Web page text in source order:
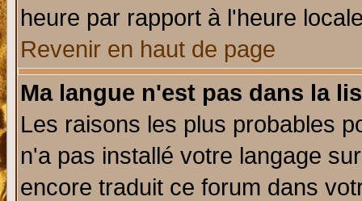
heure par rapport à l'heure
Revenir en haut de page
Ma langue n'est pas dans la
Les raisons les plus probables
n'a pas installé votre langage
encore traduit ce forum dans